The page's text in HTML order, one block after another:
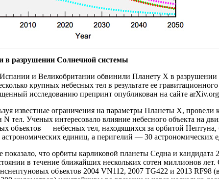
в разрушении Солнечной системы
и Великобритании обвинили Планету Х в
крупных небесных тел в результате ее
исследованию препринт опубликован на сайте
известные ограничения на параметры Планеты Х, провели
N тел. Ученых интересовало влияние небесного объекта на
объектов — небесных тел, находящихся за орбитой
единиц, а перигелий — 30 астрономических
что орбиты карликовой планеты Седна и кандидата
в течение ближайших нескольких сотен миллионов
объектов 2004 VN112, 2007 TG422 и 2013 RF98